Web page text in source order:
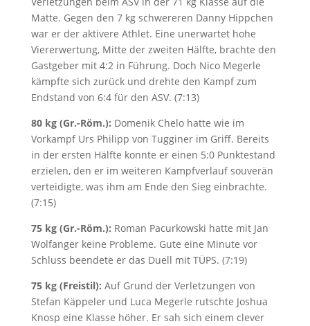
Matte. Gegen den 7 kg schwereren Danny Hippchen
war er der aktivere Athlet. Eine unerwartet hohe
Viererwertung, Mitte der zweiten Hälfte, brachte den
Gastgeber mit 4:2 in Führung. Doch Nico Megerle
kämpfte sich zurück und drehte den Kampf zum
Endstand von 6:4 für den ASV. (7:13)
80 kg (Gr.-Röm.): Domenik Chelo hatte wie im
Vorkampf Urs Philipp von Tugginer im Griff. Bereits
in der ersten Hälfte konnte er einen 5:0 Punktestand
erzielen, den er im weiteren Kampfverlauf souverän
verteidigte, was ihm am Ende den Sieg einbrachte.
(7:15)
75 kg (Gr.-Röm.): Roman Pacurkowski hatte mit Jan
Wolfanger keine Probleme. Gute eine Minute vor
Schluss beendete er das Duell mit TÜPS. (7:19)
75 kg (Freistil): Auf Grund der Verletzungen von
Stefan Käppeler und Luca Megerle rutschte Joshua
Knosp eine Klasse höher. Er sah sich einem clever